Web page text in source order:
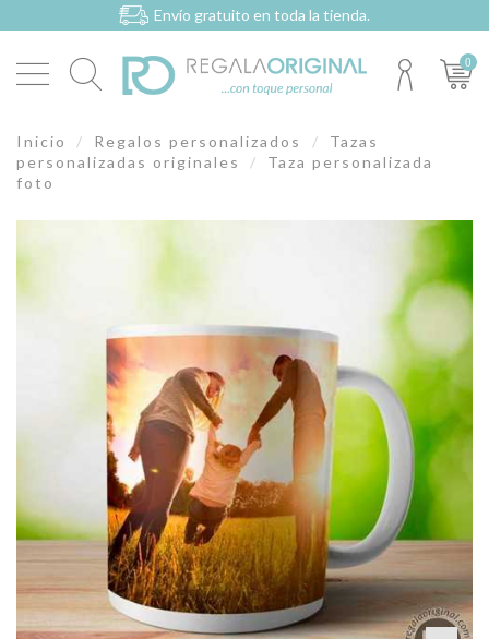
Envío gratuito en toda la tienda.
0
Inicio Regalos personalizados
Tazas
personalizadas originales
Taza personalizada
foto